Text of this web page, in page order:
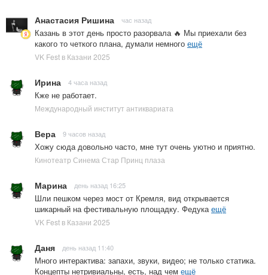
Анастасия Ришина час назад
Казань в этот день просто разорвала 🔥 Мы приехали без
какого то четкого плана, думали немного ещё
VK Fest в Казани 2025
Ирина 4 часа назад
Кже не работает.
Международный институт антиквариата
Вера 9 часов назад
Хожу сюда довольно часто, мне тут очень уютно и приятно.
Кинотеатр Синема Стар Принц плаза
Марина день назад 16:25
Шли пешком через мост от Кремля, вид открывается
шикарный на фестивальную площадку. Федукаещё
VK Fest в Казани 2025
Даня день назад 11:40
Много интерактива: запахи, звуки, видео; не только статика.
Концепты нетривиальны, есть, над чем ещё